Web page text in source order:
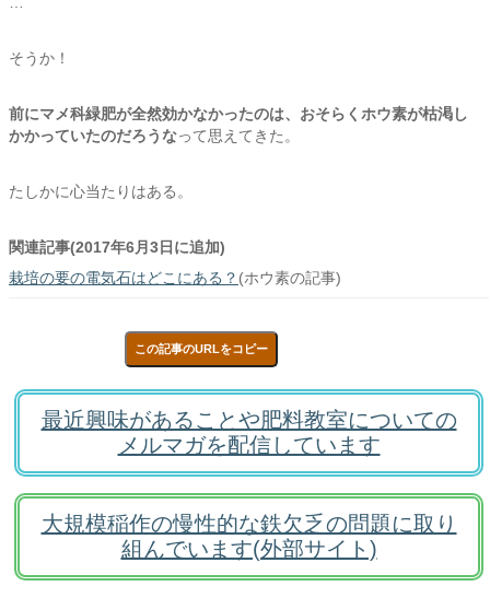
そうか！
前にマメ科緑肥が全然効かなかったのは、 おそらくホウ素が枯渇し
かかっていたのだろうなって思えてきた。
たしかに心当たりはある。
関連記事(2017年6月3日に追加)
栽培の要の電気石はどこにある？ (ホウ素の記事)
この記事のURLをコピー
最近興味があることや肥料教室についての
メルマガを配信しています
大規模稲作の慢性的な鉄欠乏の問題に取り
組んでいます(外部サイト)